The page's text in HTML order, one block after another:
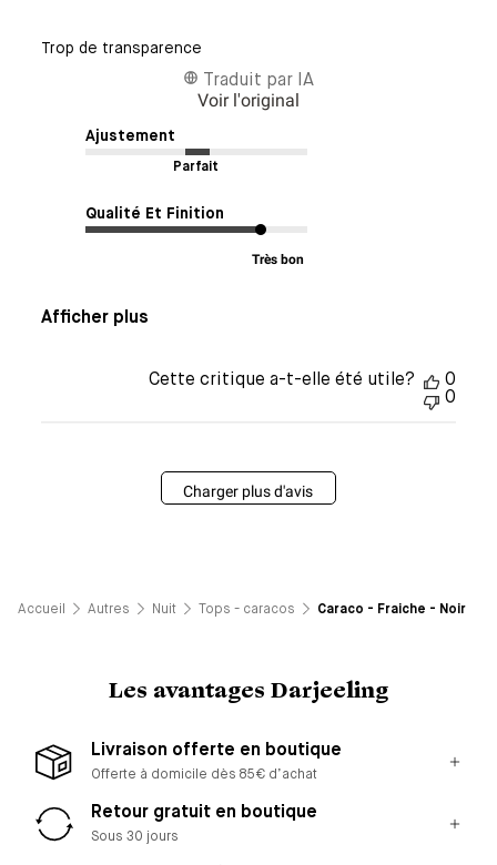
Trop de transparence
Ajustement
Parfait
Qualité Et Finition
Très bon
Afficher plus
Traduit par IA
Voir l'original
Cette critique a-t-elle été utile?
0
0
Charger plus d'avis
Accueil Autres Nuit Tops - caracos Caraco - Fraiche - Noir
Les avantages Darjeeling
Livraison offerte en boutique
Offerte à domicile dès 85€ d’achat
Retour gratuit en boutique
Sous 30 jours